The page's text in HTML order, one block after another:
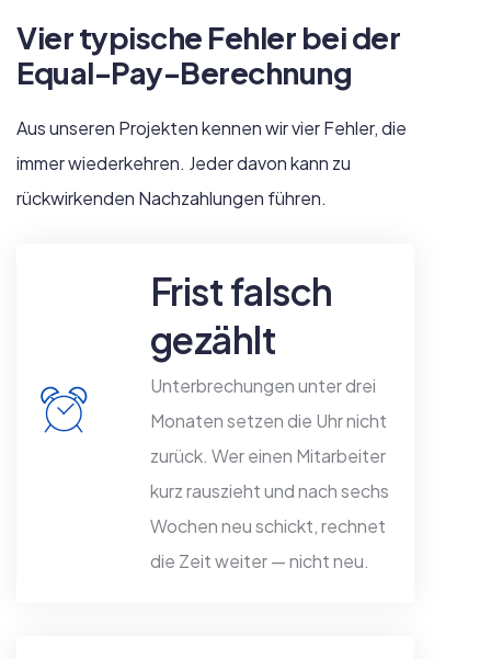
Vier typische Fehler bei der
Equal-Pay-Berechnung
Aus unseren Projekten kennen wir vier Fehler, die
immer wiederkehren. Jeder davon kann zu
rückwirkenden Nachzahlungen führen.
Frist falsch
gezählt
Unterbrechungen unter drei
Monaten setzen die Uhr nicht
zurück. Wer einen Mitarbeiter
kurz rauszieht und nach sechs
Wochen neu schickt, rechnet
die Zeit weiter — nicht neu.